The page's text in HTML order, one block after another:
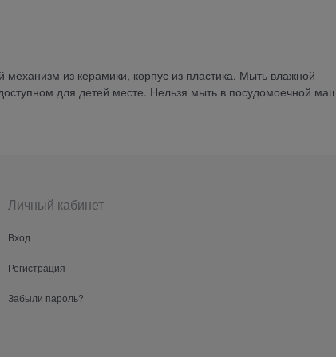
из керамики, корпус из пластика. Мыть влажной
для детей месте. Нельзя мыть в посудомоечной
Личный кабинет
Вход
Регистрация
Забыли пароль?